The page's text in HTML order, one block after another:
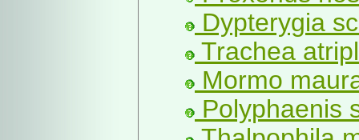
Dypterygia
Trachea
Mormo
Polyphaenis